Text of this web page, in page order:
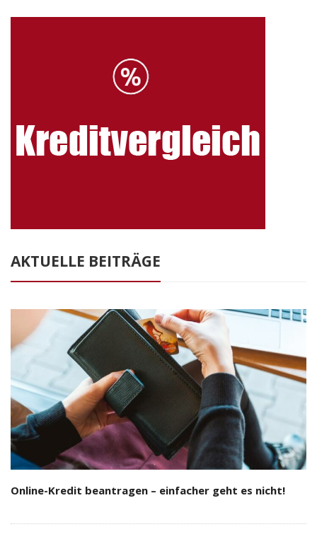
AKTUELLE BEITRÄGE
Online-Kredit beantragen – einfacher geht es nicht!